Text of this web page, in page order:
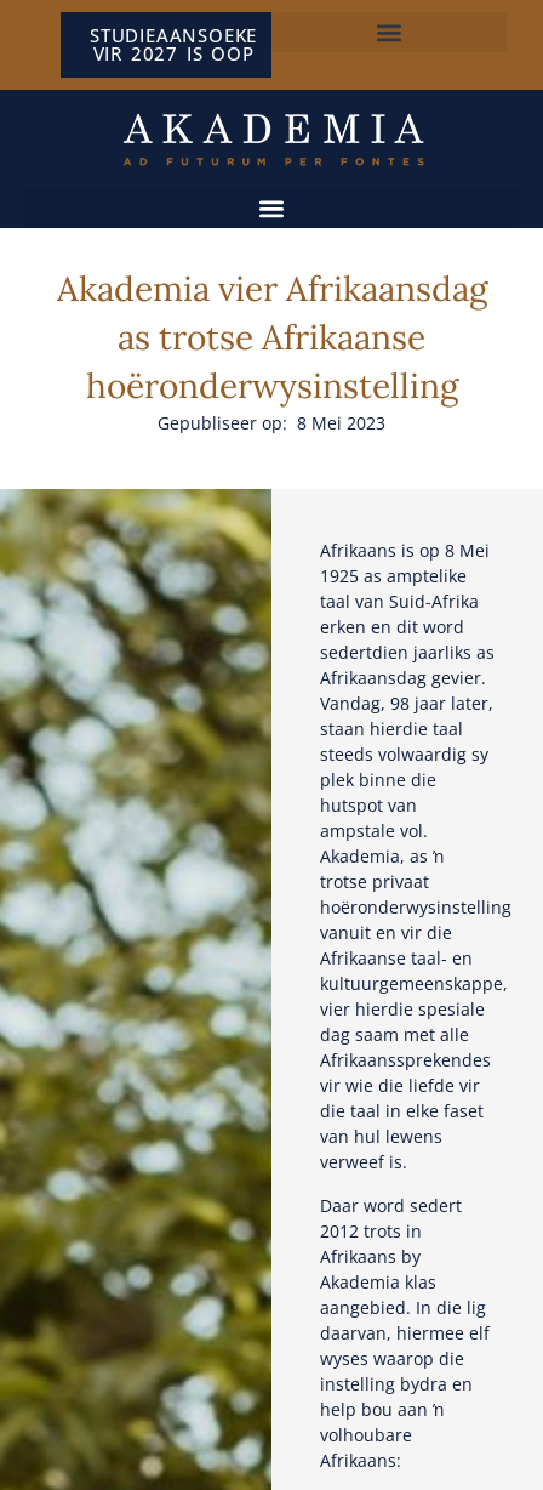
STUDIEAANSOEKE
VIR 2027 IS OOP
Akademia vier Afrikaansdag
as trotse Afrikaanse
hoëronderwysinstelling
Gepubliseer op: 8 Mei 2023
Afrikaans is op 8 Mei
1925 as amptelike
taal van Suid-Afrika
erken en dit word
sedertdien jaarliks as
Afrikaansdag gevier.
Vandag, 98 jaar later,
staan hierdie taal
steeds volwaardig sy
plek binne die
hutspot van
ampstale vol.
Akademia, as ŉ
trotse privaat
hoëronderwysinstelling
vanuit en vir die
Afrikaanse taal- en
kultuurgemeenskappe,
vier hierdie spesiale
dag saam met alle
Afrikaanssprekendes
vir wie die liefde vir
die taal in elke faset
van hul lewens
verweef is.
Daar word sedert
2012 trots in
Afrikaans by
Akademia klas
aangebied. In die lig
daarvan, hiermee elf
wyses waarop die
instelling bydra en
help bou aan ŉ
volhoubare
Afrikaans: